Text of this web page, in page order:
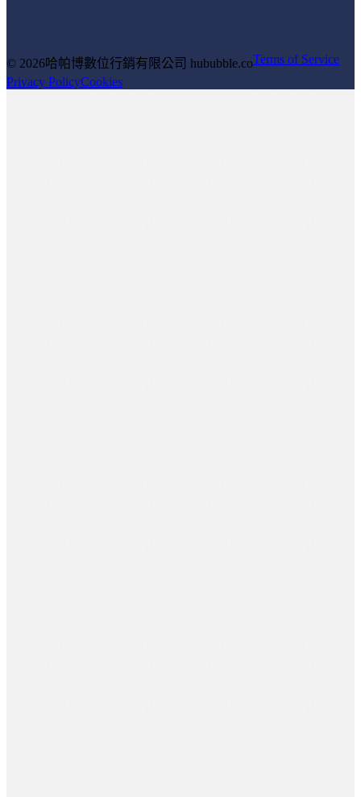
© 2026哈帕博數位行銷有限公司 hububble.coTerms of Service
Privacy PolicyCookies